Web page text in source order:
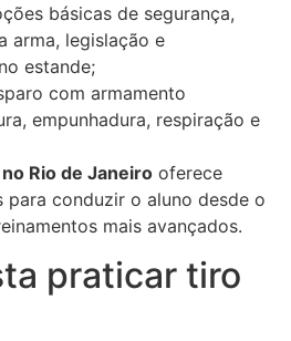
básicas de segurança,
arma, legislação e
estande;
com armamento
empunhadura, respiração e
Rio de Janeiro oferece
para conduzir o aluno desde o
mais avançados.
praticar tiro